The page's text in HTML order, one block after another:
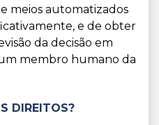
meios automatizados
e de obter
da decisão em
membro humano da
DIREITOS?